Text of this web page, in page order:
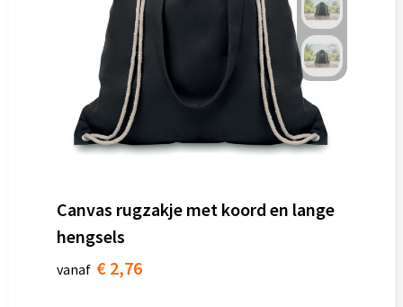
Canvas rugzakje met koord en lange
hengsels
vanaf € 2,76